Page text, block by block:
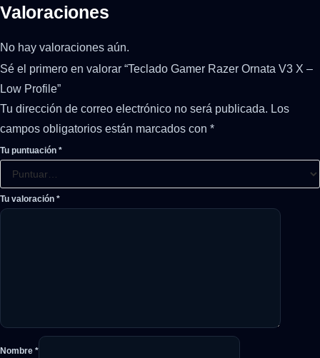
Valoraciones
No hay valoraciones aún.
Sé el primero en valorar “Teclado Gamer Razer Ornata V3 X –
Low Profile”
Tu dirección de correo electrónico no será publicada. Los
campos obligatorios están marcados con *
Tu puntuación *
Tu valoración *
Nombre *